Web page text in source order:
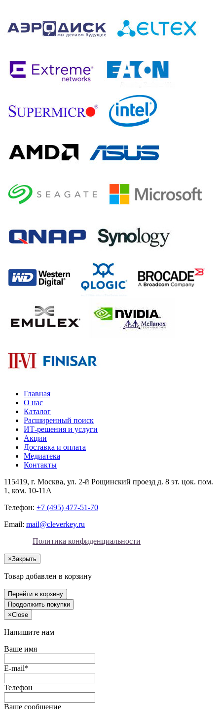
Главная
О нас
Каталог
Расширенный поиск
ИТ-решения и услуги
Акции
Доставка и оплата
Медиатека
Контакты
115419, г. Москва, ул. 2-й Рощинский проезд д. 8 эт. цок. пом.
1, ком. 10-11А
Телефон: +7 (495) 477-51-70
Email: mail@cleverkey.ru
Политика конфиденциальности
×Закрыть
Товар добавлен в корзину
Перейти в корзину
Продолжить покупки
×Close
Напишите нам
Ваше имя
E-mail*
Телефон
Ваше сообщение